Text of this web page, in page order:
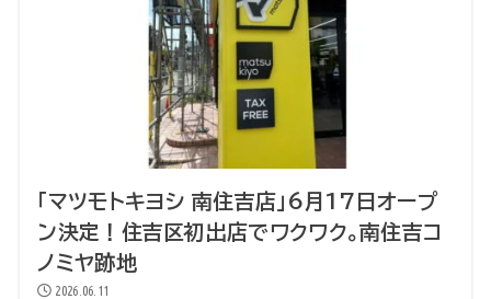
「マツモトキヨシ 南住吉店」6月17日オープ
ン決定！住吉区初出店でワクワク。南住吉コ
ノミヤ跡地
2026.06.11